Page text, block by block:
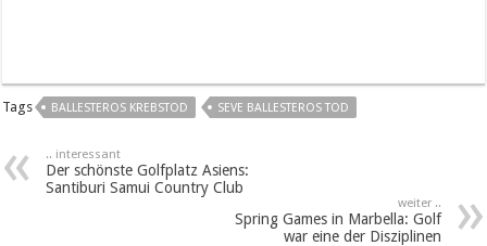
Tags BALLESTEROS KREBSTOD SEVE BALLESTEROS TOD
.. interessant
Der schönste Golfplatz Asiens:
Santiburi Samui Country Club
weiter ..
Spring Games in Marbella: Golf
war eine der Disziplinen